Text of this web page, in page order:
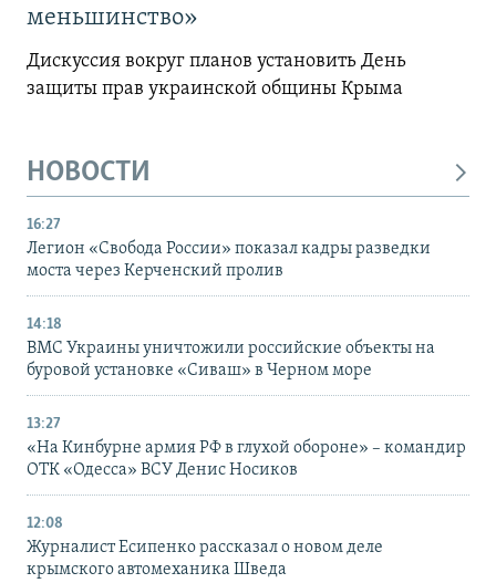
меньшинство»
Дискуссия вокруг планов установить День
защиты прав украинской общины Крыма
НОВОСТИ
16:27
Легион «Свобода России» показал кадры разведки
моста через Керченский пролив
14:18
ВМС Украины уничтожили российские объекты на
буровой установке «Сиваш» в Черном море
13:27
«На Кинбурне армия РФ в глухой обороне» – командир
ОТК «Одесса» ВСУ Денис Носиков
12:08
Журналист Есипенко рассказал о новом деле
крымского автомеханика Шведа